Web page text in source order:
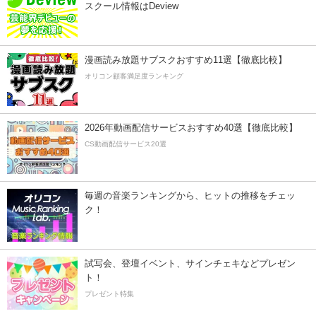
スクール情報はDeview
漫画読み放題サブスクおすすめ11選【徹底比較】
オリコン顧客満足度ランキング
2026年動画配信サービスおすすめ40選【徹底比較】
CS動画配信サービス20選
毎週の音楽ランキングから、ヒットの推移をチェッ
ク！
試写会、登壇イベント、サインチェキなどプレゼン
ト！
プレゼント特集